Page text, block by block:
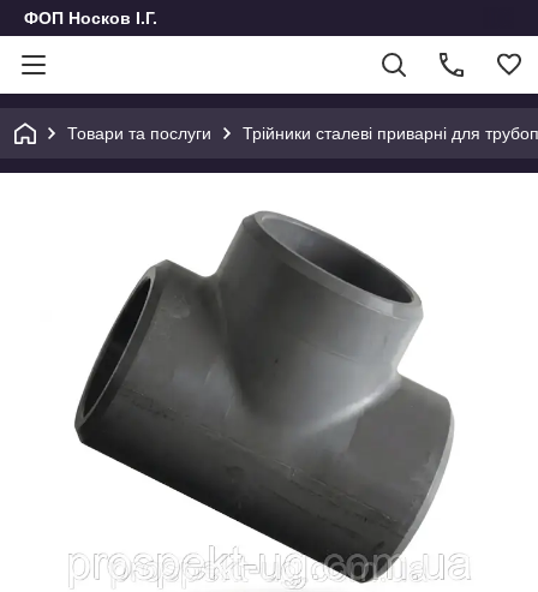
ФОП Носков І.Г.
Товари та послуги Трійники сталеві приварні для